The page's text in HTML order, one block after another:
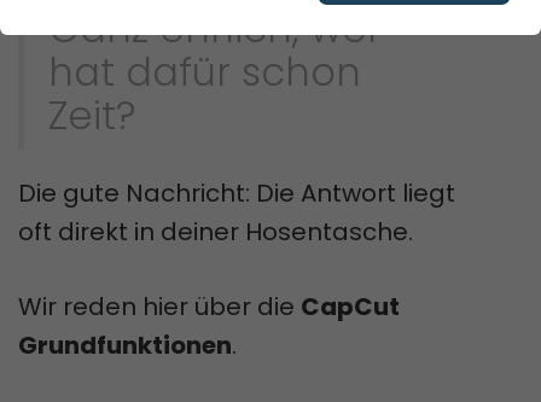
Ganz ehrlich, wer
hat dafür schon
Zeit?
Die gute Nachricht: Die Antwort liegt
oft direkt in deiner Hosentasche.
Wir reden hier über die CapCut
Grundfunktionen.